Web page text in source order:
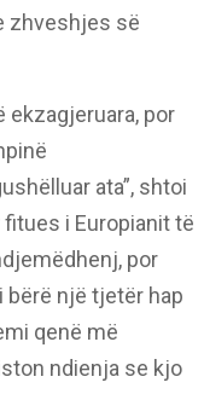
zhveshjes së
ekzagjeruara, por
ata”, shtoi
i Europianit të
por
bërë një tjetër hap
qenë më
ndienja se kjo